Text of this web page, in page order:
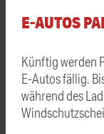
E-AUTOS
Künftig werden
E-Autos fällig.
während des